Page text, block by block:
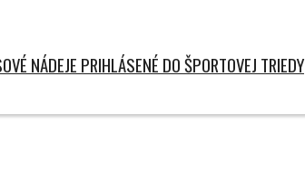
NÁDEJE PRIHLÁSENÉ DO ŠPORTOVEJ TRIEDY